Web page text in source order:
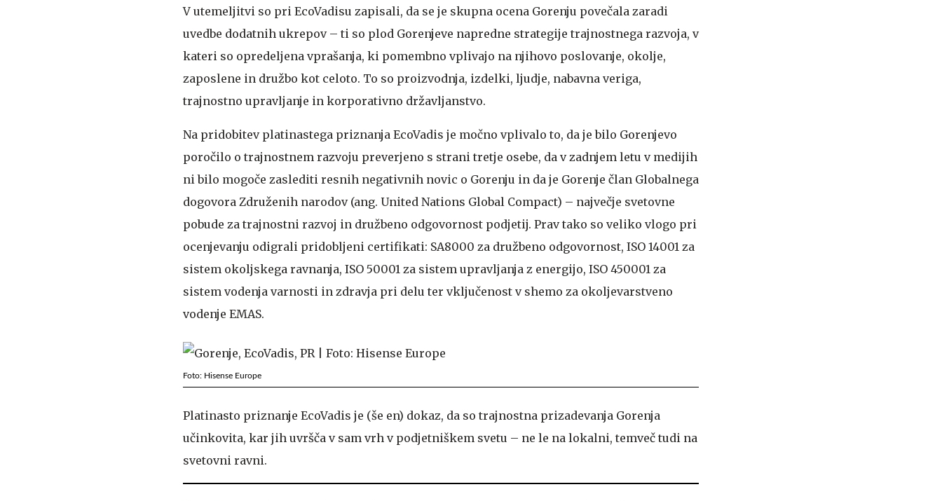
V utemeljitvi so pri EcoVadisu zapisali, da se je skupna ocena Gorenju povečala zaradi
uvedbe dodatnih ukrepov – ti so plod Gorenjeve napredne strategije trajnostnega razvoja, v
kateri so opredeljena vprašanja, ki pomembno vplivajo na njihovo poslovanje, okolje,
zaposlene in družbo kot celoto. To so proizvodnja, izdelki, ljudje, nabavna veriga,
trajnostno upravljanje in korporativno državljanstvo.
Na pridobitev platinastega priznanja EcoVadis je močno vplivalo to, da je bilo Gorenjevo
poročilo o trajnostnem razvoju preverjeno s strani tretje osebe, da v zadnjem letu v medijih
ni bilo mogoče zaslediti resnih negativnih novic o Gorenju in da je Gorenje član Globalnega
dogovora Združenih narodov (ang. United Nations Global Compact) – največje svetovne
pobude za trajnostni razvoj in družbeno odgovornost podjetij. Prav tako so veliko vlogo pri
ocenjevanju odigrali pridobljeni certifikati: SA8000 za družbeno odgovornost, ISO 14001 za
sistem okoljskega ravnanja, ISO 50001 za sistem upravljanja z energijo, ISO 450001 za
sistem vodenja varnosti in zdravja pri delu ter vključenost v shemo za okoljevarstveno
vodenje EMAS.
Foto: Hisense Europe
Platinasto priznanje EcoVadis je (še en) dokaz, da so trajnostna prizadevanja Gorenja
učinkovita, kar jih uvršča v sam vrh v podjetniškem svetu – ne le na lokalni, temveč tudi na
svetovni ravni.